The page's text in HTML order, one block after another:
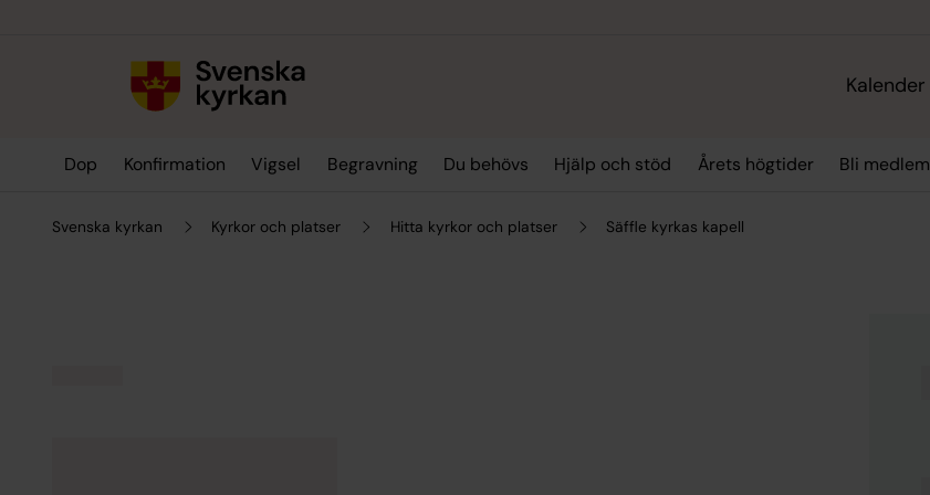
Kalender
Dop Konfirmation Vigsel Begravning Du behövs Hjälp och stöd Årets högtider Bli medlem
Svenska kyrkan Kyrkor och platser Hitta kyrkor och platser Säffle kyrkas kapell